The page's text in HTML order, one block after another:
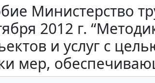
Министерство
2012 г.
и услуг с
мер,